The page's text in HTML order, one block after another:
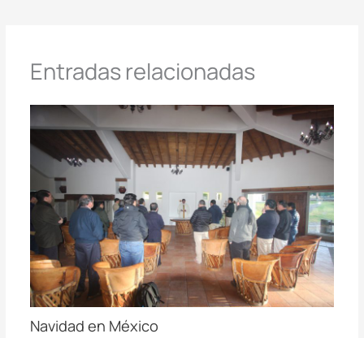
Entradas relacionadas
Navidad en México